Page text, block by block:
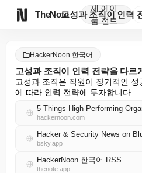
TheNote
제
품
에이
전트
HackerNoon 한국어
고성과 조직이 인력 전략을 다르
고성과 조직은 직원이 장기적인
에 따라 인력 전략에 투자합니다.
hackernoon.com
bsky.app
HackerNoon 한국어 RSS
thenote.app